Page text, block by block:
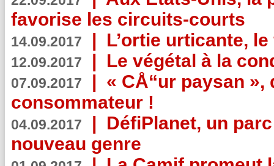
favorise les circuits-courts
14.09.2017 | L’ortie urticante,
12.09.2017 | Le végétal à la
07.09.2017 | « CÅ“ur paysan
consommateur !
04.09.2017 | DéfiPlanet, un
nouveau genre